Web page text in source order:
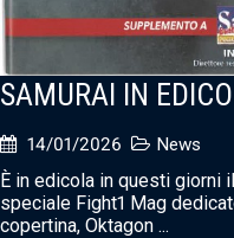
SAMURAI IN
14/01/2026 News
È in edicola in questi giorni
speciale Fight1 Mag
copertina, Oktagon ...